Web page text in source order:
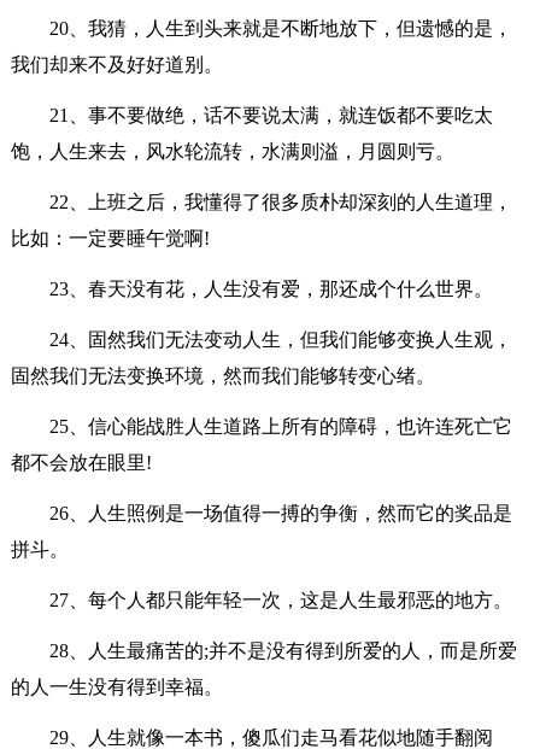
20、我猜，人生到头来就是不断地放下，但遗憾的是，
我们却来不及好好道别。
21、事不要做绝，话不要说太满，就连饭都不要吃太
饱，人生来去，风水轮流转，水满则溢，月圆则亏。
22、上班之后，我懂得了很多质朴却深刻的人生道理，
比如：一定要睡午觉啊!
23、春天没有花，人生没有爱，那还成个什么世界。
24、固然我们无法变动人生，但我们能够变换人生观，
固然我们无法变换环境，然而我们能够转变心绪。
25、信心能战胜人生道路上所有的障碍，也许连死亡它
都不会放在眼里!
26、人生照例是一场值得一搏的争衡，然而它的奖品是
拼斗。
27、每个人都只能年轻一次，这是人生最邪恶的地方。
28、人生最痛苦的;并不是没有得到所爱的人，而是所爱
的人一生没有得到幸福。
29、人生就像一本书，傻瓜们走马看花似地随手翻阅